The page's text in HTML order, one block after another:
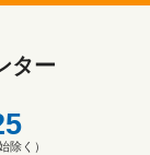
ター
除く）